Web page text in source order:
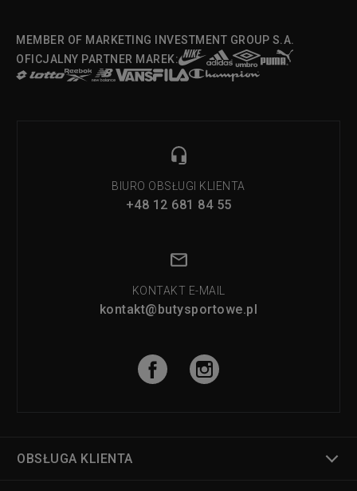
MEMBER OF MARKETING INVESTMENT GROUP S.A.
OFICJALNY PARTNER MAREK:
BIURO OBSŁUGI KLIENTA
+48 12 681 84 55
KONTAKT E-MAIL
kontakt@butysportowe.pl
OBSŁUGA KLIENTA